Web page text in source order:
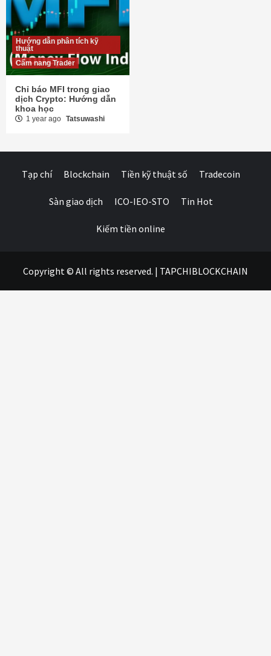
Hướng dẫn phân tích kỹ
thuật
Cẩm nang Trader
Chỉ báo MFI trong giao
dịch Crypto: Hướng dẫn
khoa học
1 year ago Tatsuwashi
Tạp chí Blockchain Tiền kỹ thuật số Tradecoin
Sàn giao dịch ICO-IEO-STO Tin Hot
Kiếm tiền online
Copyright © All rights reserved. | TAPCHIBLOCKCHAIN